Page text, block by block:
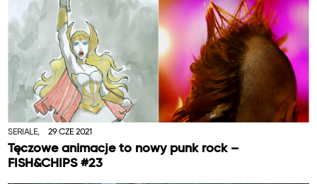
SERIALE, 29 CZE 2021
Tęczowe animacje to nowy punk rock –
FISH&CHIPS #23